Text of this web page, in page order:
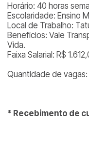
Horário: 40 horas
Escolaridade: Ensino
Local de Trabalho:
Benefícios: Vale
Vida.
Faixa Salarial: R$
Quantidade de vagas:
* Recebimento de